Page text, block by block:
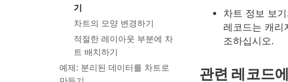
기
차트의 모양 변경하기
적절한 레이아웃 부분에 차
트 배치하기
예제: 분리된 데이터를 차트로
차트 정보 보기
레코드는 캐리
조하십시오.
관련 레코드